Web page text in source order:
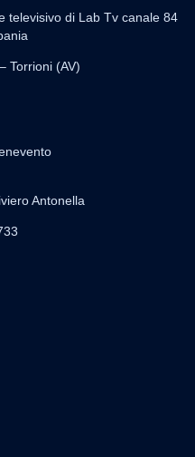
televisivo di Lab Tv canale 84
Torrioni (AV)
Antonella